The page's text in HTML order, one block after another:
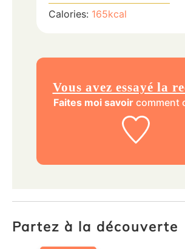
Calories: 165kcal
Vous avez essayé la
Faites moi savoircomment
Partez à la découverte